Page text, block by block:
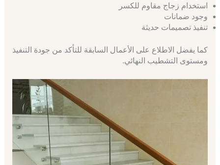
استخدام زجاج مقاوم للكسر
وجود ضمانات
تنفيذ تصميمات حديثة
كما يفضل الاطلاع على الأعمال السابقة للتأكد من جودة التنفيذ
ومستوى التشطيب النهائي.